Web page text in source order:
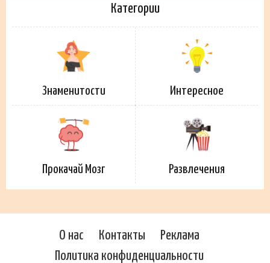
Категории
Знаменитости Интересное
Прокачай Мозг Развлечения
О нас Контакты
Реклама
Политика конфиденциальности